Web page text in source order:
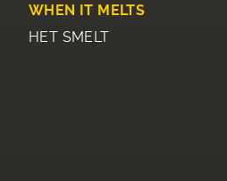
WHEN IT MELTS
HET SMELT